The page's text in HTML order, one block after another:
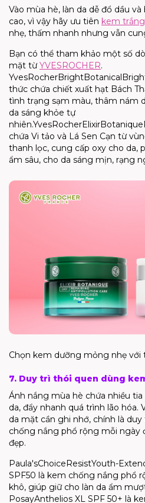
Vào mùa hè, làn da dễ đổ dầu
cao, vì vậy hãy ưu tiên kem
nhẹ, thấm nhanh nhưng vẫn
Bạn có thể tham khảo một số
mặt từYVESROCHER.
YvesRocherBrightBotanical
thức chứa chiết xuất hạt Bách
tình trạng sạm màu, thâm nám
da sáng khỏe tự
nhiên.YvesRocherElixirBotanique
chứa Vi tảo và Lá Sen Cạn từ
thanh lọc, cung cấp oxy cho da,
ẩm sâu, cho da sáng mịn, rạng
Chọn kem dưỡng mỏng nhẹ với
7. Duy trì thói quen dùng
Ánh nắng mùa hè chứa nhiều
da, đẩy nhanh quá trình lão hóa.
da mặt cần ghi nhớ, chính là duy
chống nắng phổ rộng mỗi ngày
đẹp.
Paula'sChoiceResistYouth-
SPF50 là kem chống nắng phổ
khô, giúp giữ cho làn da ẩm
PosayAnthelios XL SPF 50+ là